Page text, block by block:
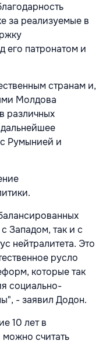
за реализуемые в
его патронатом и
странам и,
Молдова
различных
Румынией и
Западом, так и с
нейтралитета. Это
русло
которые так
социально-
- заявил Додон.
10 лет в
считать